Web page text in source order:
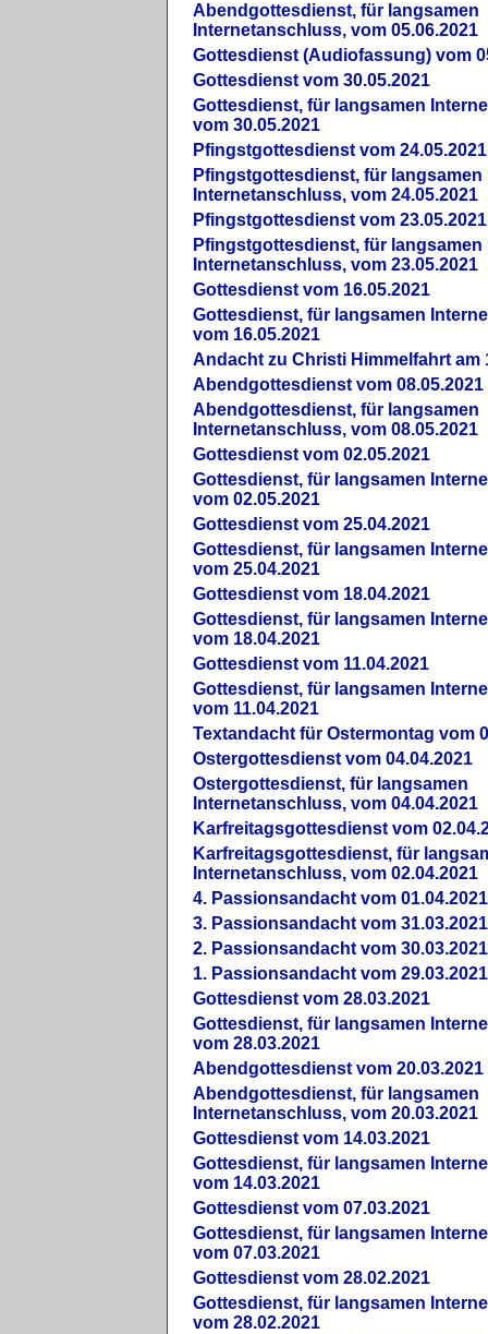
Abendgottesdienst, für langsamen
Internetanschluss, vom 05.06.2021
Gottesdienst (Audiofassung) vom
Gottesdienst vom 30.05.2021
Gottesdienst, für langsamen
vom 30.05.2021
Pfingstgottesdienst vom 24.05.2021
Pfingstgottesdienst, für langsamen
Internetanschluss, vom 24.05.2021
Pfingstgottesdienst vom 23.05.2021
Pfingstgottesdienst, für langsamen
Internetanschluss, vom 23.05.2021
Gottesdienst vom 16.05.2021
Gottesdienst, für langsamen
vom 16.05.2021
Andacht zu Christi Himmelfahrt am
Abendgottesdienst vom 08.05.2021
Abendgottesdienst, für langsamen
Internetanschluss, vom 08.05.2021
Gottesdienst vom 02.05.2021
Gottesdienst, für langsamen
vom 02.05.2021
Gottesdienst vom 25.04.2021
Gottesdienst, für langsamen
vom 25.04.2021
Gottesdienst vom 18.04.2021
Gottesdienst, für langsamen
vom 18.04.2021
Gottesdienst vom 11.04.2021
Gottesdienst, für langsamen
vom 11.04.2021
Textandacht für Ostermontag vom
Ostergottesdienst vom 04.04.2021
Ostergottesdienst, für langsamen
Internetanschluss, vom 04.04.2021
Karfreitagsgottesdienst vom
Karfreitagsgottesdienst, für
Internetanschluss, vom 02.04.2021
4. Passionsandacht vom 01.04.2021
3. Passionsandacht vom 31.03.2021
2. Passionsandacht vom 30.03.2021
1. Passionsandacht vom 29.03.2021
Gottesdienst vom 28.03.2021
Gottesdienst, für langsamen
vom 28.03.2021
Abendgottesdienst vom 20.03.2021
Abendgottesdienst, für langsamen
Internetanschluss, vom 20.03.2021
Gottesdienst vom 14.03.2021
Gottesdienst, für langsamen
vom 14.03.2021
Gottesdienst vom 07.03.2021
Gottesdienst, für langsamen
vom 07.03.2021
Gottesdienst vom 28.02.2021
Gottesdienst, für langsamen
vom 28.02.2021